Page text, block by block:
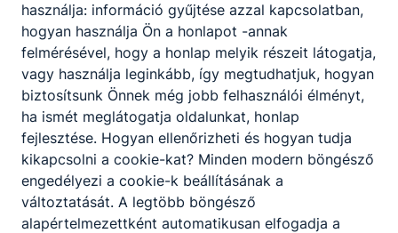
használja: információ gyűjtése azzal kapcsolatban,
hogyan használja Ön a honlapot -annak
felmérésével, hogy a honlap melyik részeit látogatja,
vagy használja leginkább, így megtudhatjuk, hogyan
biztosítsunk Önnek még jobb felhasználói élményt,
ha ismét meglátogatja oldalunkat, honlap
fejlesztése. Hogyan ellenőrizheti és hogyan tudja
kikapcsolni a cookie-kat? Minden modern böngésző
engedélyezi a cookie-k beállításának a
változtatását. A legtöbb böngésző
alapértelmezettként automatikusan elfogadja a